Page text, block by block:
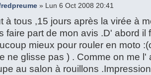
» Lun 6 Oct 2008 20:41
à tous ,15 jours après la virée à
faire part de mon avis .D' abord il
mieux pour rouler en moto
ne glisse pas ) . Comme on me
au salon à rouillons